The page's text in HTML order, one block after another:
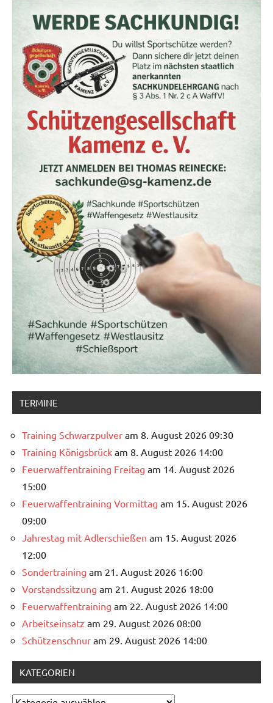
TERMINE
Training Schwarzpulver am 8. August 2026 09:30
Training Königsbrück am 8. August 2026 14:00
Feuerwaffentraining Freitag am 14. August 2026
15:00
Feuerwaffentraining Vormittag am 15. August 2026
09:00
Jahrestag mit Adlerschießen am 15. August 2026
12:00
Sondertraining am 21. August 2026 16:00
Vorstandssitzung am 21. August 2026 18:00
Feuerwaffentraining am 22. August 2026 14:00
Arbeitseinsatz am 29. August 2026 08:00
Schützenschnur am 29. August 2026 14:00
KATEGORIEN